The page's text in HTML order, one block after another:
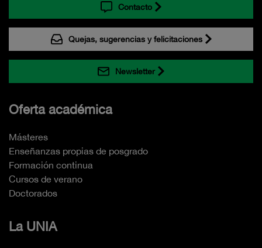
Contacto
Quejas, sugerencias y felicitaciones
Newsletter
Oferta académica
Másteres
Enseñanzas propias de posgrado
Formación continua
Cursos de verano
Doctorados
La UNIA